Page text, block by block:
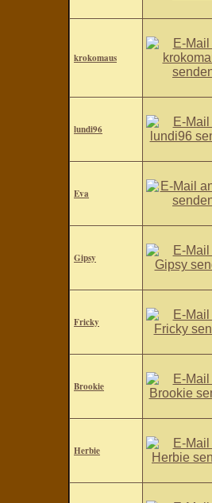
krokomaus
lundi96
Eva
Gipsy
Fricky
Brookie
Herbie